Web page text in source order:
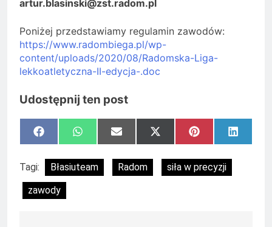
artur.blasinski@zst.radom.pl
Poniżej przedstawiamy regulamin zawodów:
https://www.radombiega.pl/wp-
content/uploads/2020/08/Radomska-Liga-
lekkoatletyczna-II-edycja-.doc
Udostępnij ten post
Share
on
FacebookShare
on
WhatsAppShare
on
Email
Share
on
X
(Twitter)
Share
on
PinterestShare
on
Tagi: Błasiuteam Radom
siła w precyzji
zawody